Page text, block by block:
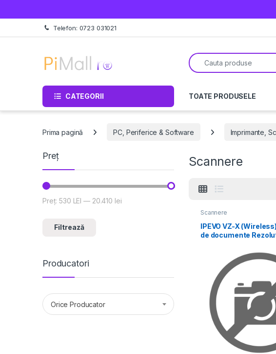
Treci la navigare
Sări la conținut Telefon: 0723 031021
Căutare pentru:
CATEGORII TOATE PRODUSELE
Prima pagină PC, Periferice & Software Imprimante,
Scannere
Scannere
IPEVO VZ-X
de documente
Preț
Preț minim
Preț maxim
Filtrează
Preț:530 LEI — 20.410 lei
Producatori
Orice Producator